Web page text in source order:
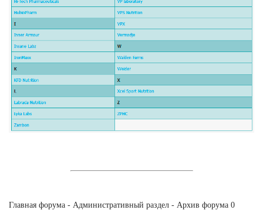
Главная форума - Административный раздел - Архив форума 0